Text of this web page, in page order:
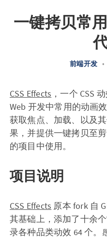
一键拷贝常
前端开发 •
CSS Effects ，一个 CSS
Web 开发中常用的动画
获取焦点、加载、以及
果，并提供一键拷贝至
的项目中使用。
项目说明
CSS Effects 原本 fork 自
其基础上，添加了十余
录各种品类动效 64 个。